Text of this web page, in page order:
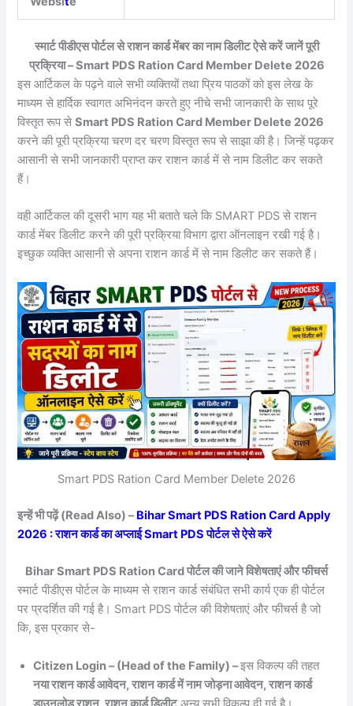
स्मार्ट पीडीएस पोर्टल से राशन कार्ड मेंबर का नाम डिलीट ऐसे करें जानें पूरी
प्रक्रिया – Smart PDS Ration Card Member Delete 2026
इस आर्टिकल के पढ़ने वाले सभी व्यक्तियों तथा प्रिय पाठकों को इस लेख के
माध्यम से हार्दिक स्वागत अभिनंदन करते हुए नीचे सभी जानकारी के साथ पूरे
विस्तृत रूप सेSmart PDS Ration Card Member Delete 2026
करने की पूरी प्रक्रिया चरण दर चरण विस्तृत रूप से साझा की है। जिन्हें पढ़कर
आसानी से सभी जानकारी प्राप्त कर राशन कार्ड में से नाम डिलीट कर सकते
हैं।
वही आर्टिकल की दूसरी भाग यह भी बताते चले कि SMART PDS से राशन
कार्ड मेंबर डिलीट करने की पूरी प्रक्रिया विभाग द्वारा ऑनलाइन रखी गई है।
इच्छुक व्यक्ति आसानी से अपना राशन कार्ड में से नाम डिलीट कर सकते हैं।
Smart PDS Ration Card Member Delete 2026
इन्हें भी पढ़ें (Read Also) –Bihar Smart PDS Ration Card Apply
2026 : राशन कार्ड का अप्लाई Smart PDS पोर्टल से ऐसे करें
Bihar Smart PDS Ration Card पोर्टल की जाने विशेषताएं और फीचर्स
स्मार्ट पीडीएस पोर्टल के माध्यम से राशन कार्ड संबंधित सभी कार्य एक ही पोर्टल
पर प्रदर्शित की गई है। Smart PDS पोर्टल की विशेषताएं और फीचर्स है जो
कि, इस प्रकार से-
Citizen Login – (Head of the Family) –इस विकल्प की तहत
नया राशन कार्ड आवेदन, राशन कार्ड में नाम जोड़ना आवेदन, राशन कार्ड